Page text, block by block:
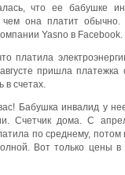
что ее бабушке
она платит обычно.
Yasno в Facebook.
платила
пришла
в счетах.
Бабушка инвалид у
Счетчик дома. С
по среднему,
Вот только цены